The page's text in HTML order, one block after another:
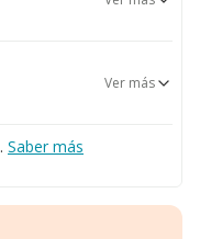
Ver más
Saber más